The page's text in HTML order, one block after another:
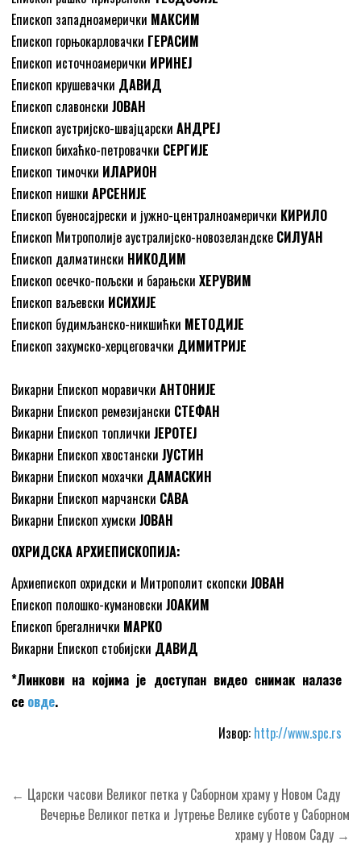
Епископ западноамерички МАКСИМ
Епископ горњокарловачки ГЕРАСИМ
Епископ источноамерички ИРИНЕЈ
Епископ крушевачки ДАВИД
Епископ славонскиЈОВАН
Епископ аустријско-швајцарскиАНДРЕЈ
Епископ бихаћко-петровачки СЕРГИЈЕ
Епископ тимочки ИЛАРИОН
Епископ нишкиАРСЕНИЈЕ
Епископ буеносајрески и јужно-централноамерички КИРИЛО
Епископ Митрополије аустралијско-новозеландске СИЛУАН
Епископ далматински НИКОДИМ
Епископ осечко-пољски и барањскиХЕРУВИМ
Епископ ваљевски ИСИХИЈЕ
Епископ будимљанско-никшићки МЕТОДИЈЕ
Епископ захумско-херцеговачки ДИМИТРИЈЕ
Викарни Епископ моравичкиАНТОНИЈЕ
Викарни Епископ ремезијански СТЕФАН
Викарни Епископ топличкиЈЕРОТЕЈ
Викарни Епископ хвостанскиЈУСТИН
Викарни Епископ мохачки ДАМАСКИН
Викарни Епископ марчански САВА
Викарни Епископ хумскиЈОВАН
ОХРИДСКА АРХИЕПИСКОПИЈА:
Архиепископ охридски и Митрополит скопскиЈОВАН
Епископ полошко-кумановскиЈОАКИМ
Епископ брегалнички МАРКО
Викарни Епископ стобијски ДАВИД
*Линкови на којима је доступан видео снимак налазе
се овде.
Извор: http://www.spc.rs
Кретање
чланка
← Царски часови Великог петка у Саборном храму у Новом Саду
Вечерње Великог петка и Јутрење Велике суботе у Саборном
храму у Новом Саду →